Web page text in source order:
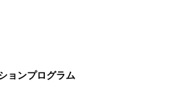
ョンプログラム